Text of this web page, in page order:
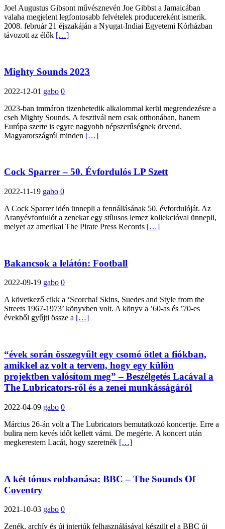
Joel Augustus Gibsont művésznevén Joe Gibbst a Jamaicában
valaha megjelent legfontosabb felvételek producereként ismerik.
2008. február 21 éjszakáján a Nyugat-Indiai Egyetemi Kórházban
távozott az élők […]
Mighty Sounds 2023
2022-12-01 gabo 0
2023-ban immáron tizenhetedik alkalommal kerül megrendezésre a
cseh Mighty Sounds. A fesztivál nem csak otthonában, hanem
Európa szerte is egyre nagyobb népszerűségnek örvend.
Magyarországról minden […]
Cock Sparrer – 50. Évfordulós LP Szett
2022-11-19 gabo 0
A Cock Sparrer idén ünnepli a fennállásának 50. évfordulóját. Az
Aranyévfordulót a zenekar egy stílusos lemez kollekcióval ünnepli,
melyet az amerikai The Pirate Press Records […]
Bakancsok a lelátón: Football
2022-09-19 gabo 0
A következő cikk a ‘Scorcha! Skins, Suedes and Style from the
Streets 1967-1973’ könyvben volt. A könyv a ’60-as és ’70-es
évekből gyűjti össze a […]
“évek során összegyűlt egy csomó ötlet a fiókban,
amikkel az volt a tervem, hogy egy külön
projektben valósítom meg” – Beszélgetés Lacával a
The Lubricators-ről és a zenei munkásságáról
2022-04-09 gabo 0
Március 26-án volt a The Lubricators bemutatkozó koncertje. Erre a
bulira nem kevés időt kellett várni. De megérte. A koncert után
megkerestem Lacát, hogy szeretnék […]
A két tónus robbanása: BBC – The Sounds Of
Coventry
2021-10-03 gabo 0
Zenék, archív és új interjúk felhasználásával készült el a BBC új